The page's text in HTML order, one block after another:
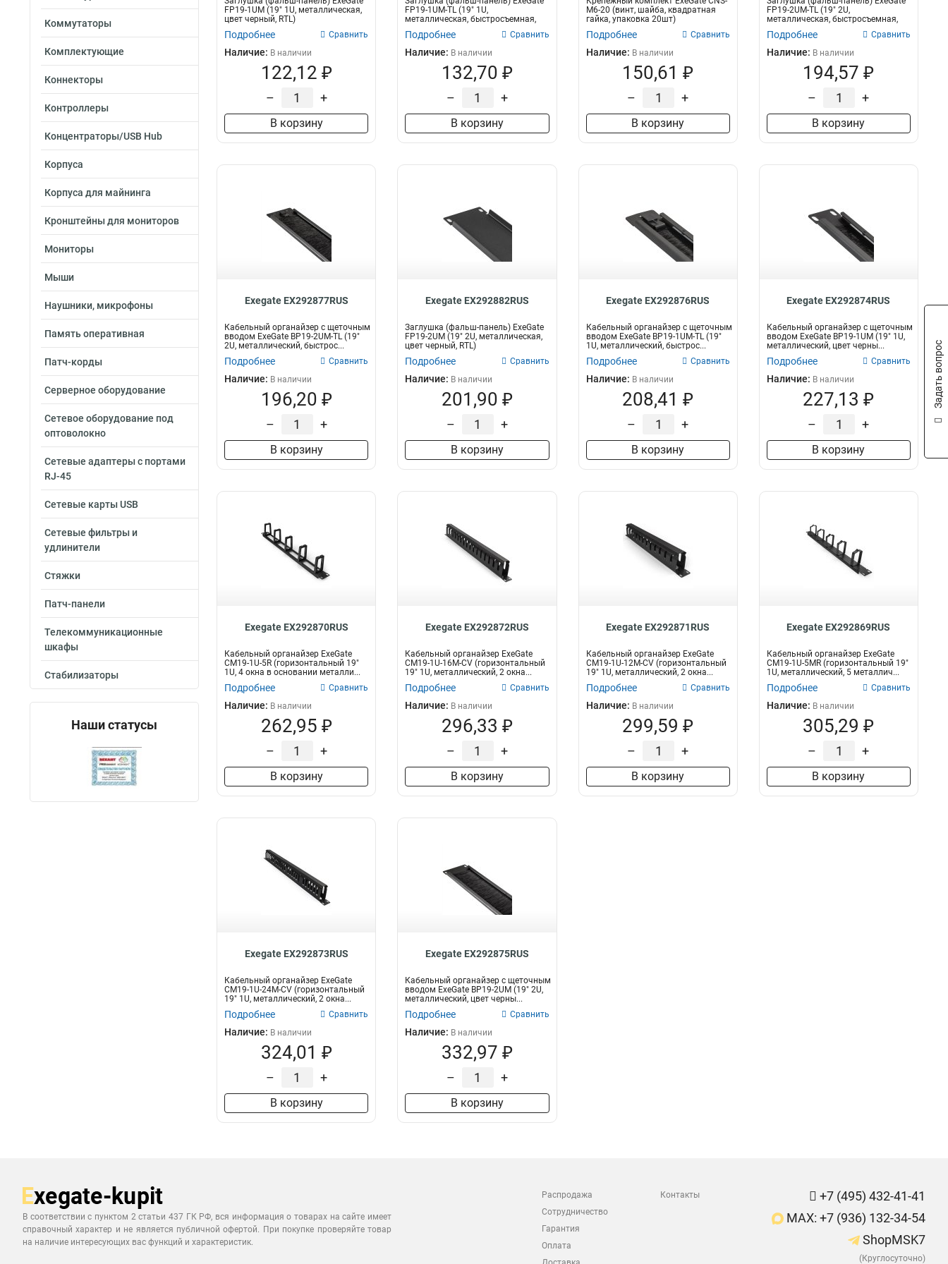
Коммутаторы
Комплектующие
Коннекторы
Контроллеры
Концентраторы/USB Hub
Корпуса
Корпуса для майнинга
Кронштейны для мониторов
Мониторы
Мыши
Наушники, микрофоны
Память оперативная
Патч-корды
Серверное оборудование
Сетевое оборудование под
оптоволокно
Сетевые адаптеры с портами
RJ-45
Сетевые карты USB
Сетевые фильтры и
удлинители
Стяжки
Патч-панели
Телекоммуникационные
шкафы
Стабилизаторы
Наши статусы
FP19-1UM (19" 1U, металлическая,
цвет черный, RTL)
Подробнее Сравнить
Наличие: В наличии
122,12 ₽
– +
В корзину
FP19-1UM-TL (19" 1U,
металлическая, быстросъемная,
цвет че...
Подробнее Сравнить
Наличие: В наличии
132,70 ₽
– +
В корзину
M6-20 (винт, шайба, квадратная
гайка, упаковка 20шт)
Подробнее Сравнить
Наличие: В наличии
150,61 ₽
– +
В корзину
FP19-2UM-TL (19" 2U,
металлическая, быстросъемная,
цвет че...
Подробнее Сравнить
Наличие: В наличии
194,57 ₽
– +
В корзину
Exegate EX292877RUS
Кабельный органайзер c щеточным
вводом ExeGate BP19-2UM-TL (19"
2U, металлический, быстрос...
Подробнее Сравнить
Наличие: В наличии
196,20 ₽
– +
В корзину
Exegate EX292882RUS
Заглушка (фальш-панель) ExeGate
FP19-2UM (19" 2U, металлическая,
цвет черный, RTL)
Подробнее Сравнить
Наличие: В наличии
201,90 ₽
– +
В корзину
Exegate EX292876RUS
Кабельный органайзер c щеточным
вводом ExeGate BP19-1UM-TL (19"
1U, металлический, быстрос...
Подробнее Сравнить
Наличие: В наличии
208,41 ₽
– +
В корзину
Exegate EX292874RUS
Кабельный органайзер c щеточным
вводом ExeGate BP19-1UM (19" 1U,
металлический, цвет черны...
Подробнее Сравнить
Наличие: В наличии
227,13 ₽
– +
В корзину
Exegate EX292870RUS
Кабельный органайзер ExeGate
CM19-1U-5R (горизонтальный 19"
1U, 4 окна в основании металли...
Подробнее Сравнить
Наличие: В наличии
262,95 ₽
– +
В корзину
Exegate EX292872RUS
Кабельный органайзер ExeGate
CM19-1U-16M-CV (горизонтальный
19" 1U, металлический, 2 окна...
Подробнее Сравнить
Наличие: В наличии
296,33 ₽
– +
В корзину
Exegate EX292871RUS
Кабельный органайзер ExeGate
CM19-1U-12M-CV (горизонтальный
19" 1U, металлический, 2 окна...
Подробнее Сравнить
Наличие: В наличии
299,59 ₽
– +
В корзину
Exegate EX292869RUS
Кабельный органайзер ExeGate
CM19-1U-5MR (горизонтальный 19"
1U, металлический, 5 металлич...
Подробнее Сравнить
Наличие: В наличии
305,29 ₽
– +
В корзину
Exegate EX292873RUS
Кабельный органайзер ExeGate
CM19-1U-24M-CV (горизонтальный
19" 1U, металлический, 2 окна...
Подробнее Сравнить
Наличие: В наличии
324,01 ₽
– +
В корзину
Exegate EX292875RUS
Кабельный органайзер c щеточным
вводом ExeGate BP19-2UM (19" 2U,
металлический, цвет черны...
Подробнее Сравнить
Наличие: В наличии
332,97 ₽
– +
В корзину
В соответствии с пунктом 2 статьи 437 ГК РФ, вся информация о товарах на сайте имеет
справочный характер и не является публичной офертой. При покупке проверяйте товар
на наличие интересующих вас функций и характеристик.
Распродажа
Сотрудничество
Гарантия
Оплата
Контакты
+7 (495) 432-41-41
MAX: +7 (936) 132-34-54
ShopMSK7
(Круглосуточно)
Задать вопрос